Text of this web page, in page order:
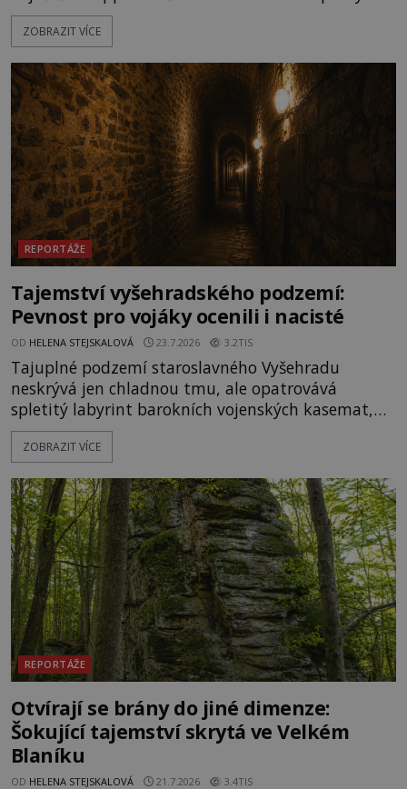
les, zbytky po kdysi monumentálním hradišti jsou
ale v terénu patrné stále. Co dalšího tu po Keltech
vrch Hr
ZOBRAZIT VÍCE
REPORTÁŽE
Tajemství vyšehradského podzemí:
Pevnost pro vojáky ocenili i nacisté
OD HELENA STEJSKALOVÁ 23.7.2026 3.2TIS
Tajuplné podzemí staroslavného Vyšehradu
neskrývá jen chladnou tmu, ale opatrovává
spletitý labyrint barokních vojenských kasemat,
zapomenuté chrámy a vzácné národní poklady.
Hluboko uvnitř mohutné skály nad řekou Vltavou
vyhýbá shonu moderní metropole. Místo, ke
kterému se vážou nejstarší české mýty, ve svých
temných útrobách střeží monumentální
ZOBRAZIT VÍCE
REPORTÁŽE
Otvírají se brány do jiné dimenze:
Šokující tajemství skrytá ve Velkém
Blaníku
OD HELENA STEJSKALOVÁ 21.7.2026 3.4TIS